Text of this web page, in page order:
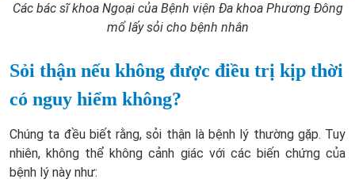
Các bác sĩ khoa Ngoại của Bệnh viện Đa khoa Phương Đông
mổ lấy sỏi cho bệnh nhân
Sỏi thận nếu không được điều trị kịp thời
có nguy hiểm không?
Chúng ta đều biết rằng, sỏi thận là bệnh lý thường gặp. Tuy
nhiên, không thể không cảnh giác với các biến chứng của
bệnh lý này như: